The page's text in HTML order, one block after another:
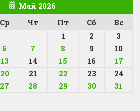
Май 2026
Ср Чт Пт Сб
Вс
1
2
3
6 7 8 9
10
13 14 15 16
17
20 21 22 23
24
27 28 29 30
31